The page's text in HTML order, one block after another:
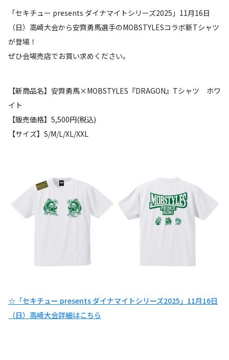
「セキチュー presents ダイナマイトシリーズ2025」11月16日
（日）高崎大会から安齊勇馬選手のMOBSTYLESコラボ新Tシャツ
が登場！
ぜひ会場売店でお買い求めください。
【新商品名】安齊勇馬×MOBSTYLES『DRAGON』Tシャツ ホワ
イト
【販売価格】5,500円(税込)
【サイズ】S/M/L/XL/XXL
☆「セキチュー presents ダイナマイトシリーズ2025」11月16日
（日）高崎大会詳細はこちら